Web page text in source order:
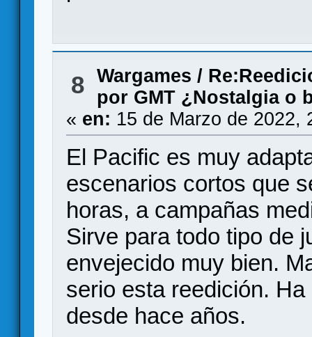
8 Wargames /
por GMT ¿Nostalgia o
« en: 15 de Marzo de 2022,
El Pacific es muy
escenarios cortos que
horas, a campañas
Sirve para todo tipo de
envejecido muy bien.
serio esta reedición.
desde hace años.